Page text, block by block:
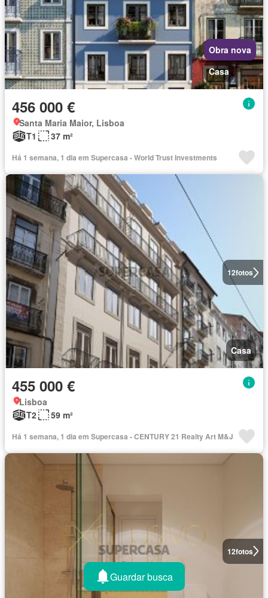
Obra nova
Casa
456 000 €
Santa Maria Maior, Lisboa
T1
37 m²
Há 1 semana, 1 dia em Supercasa - World Trust Investments
12fotos
Casa
455 000 €
Lisboa
T2
59 m²
Há 1 semana, 1 dia em Supercasa - CENTURY 21 Realty Art M&J
12fotos
Guardar busca